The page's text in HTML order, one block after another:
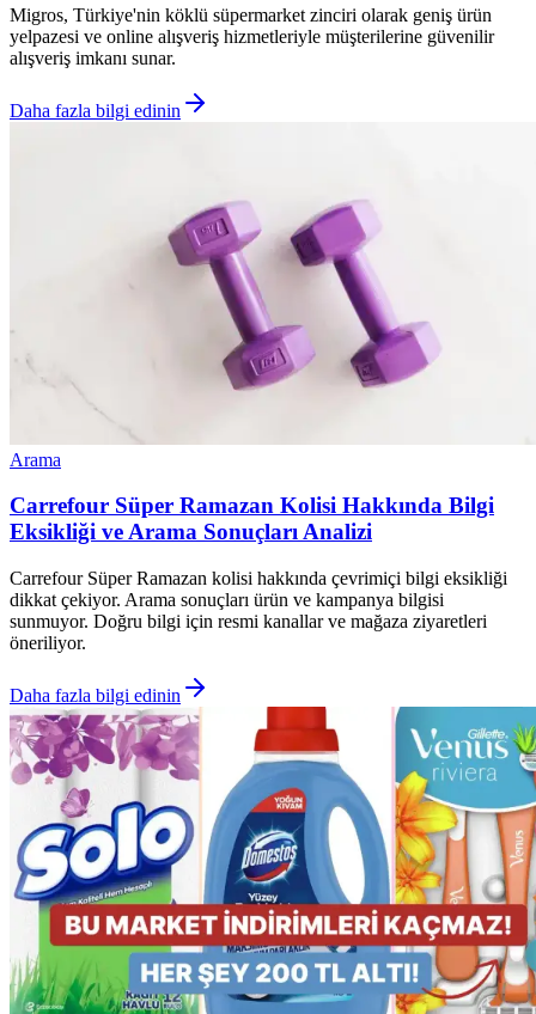
Migros, Türkiye'nin köklü süpermarket zinciri olarak geniş ürün
yelpazesi ve online alışveriş hizmetleriyle müşterilerine güvenilir
alışveriş imkanı sunar.
Daha fazla bilgi edinin
Arama
Carrefour Süper Ramazan Kolisi Hakkında Bilgi
Eksikliği ve Arama Sonuçları Analizi
Carrefour Süper Ramazan kolisi hakkında çevrimiçi bilgi eksikliği
dikkat çekiyor. Arama sonuçları ürün ve kampanya bilgisi
sunmuyor. Doğru bilgi için resmi kanallar ve mağaza ziyaretleri
öneriliyor.
Daha fazla bilgi edinin